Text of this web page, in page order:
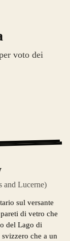
voto dei
and Lucerne)
sul versante
di vetro che
del Lago di
che a un